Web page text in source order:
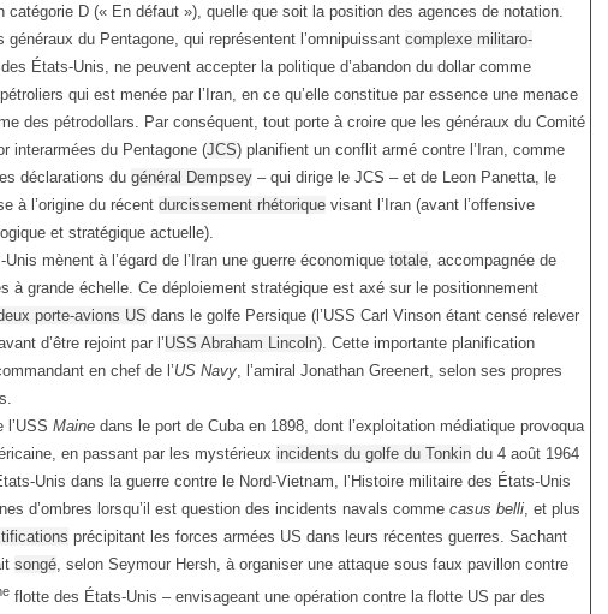
catégorie D (« En défaut »), quelle que soit la position des agences de notation.
généraux du Pentagone, qui représentent l’omnipuissant complexe militaro-
des États-Unis, ne peuvent accepter la politique d’abandon du dollar comme
qui est menée par l’Iran, en ce qu’elle constitue par essence une menace
des pétrodollars. Par conséquent, tout porte à croire que les généraux du Comité
interarmées du Pentagone (JCS) planifient un conflit armé contre l’Iran, comme
déclarations du général Dempsey – qui dirige le JCS – et de Leon Panetta, le
à l’origine du récent durcissement rhétorique visant l’Iran (avant l’offensive
et stratégique actuelle).
mènent à l’égard de l’Iran une guerre économique totale, accompagnée de
à grande échelle. Ce déploiement stratégique est axé sur le positionnement
porte-avions US dans le golfe Persique (l’USS Carl Vinson étant censé relever
d’être rejoint par l’USS Abraham Lincoln). Cette importante planification
en chef de l’US Navy, l’amiral Jonathan Greenert, selon ses propres
l’USS Maine dans le port de Cuba en 1898, dont l’exploitation médiatique provoqua
en passant par les mystérieux incidents du golfe du Tonkin du 4 août 1964
Unis dans la guerre contre le Nord-Vietnam, l’Histoire militaire des États-Unis
d’ombres lorsqu’il est question des incidents navals comme casus belli, et plus
précipitant les forces armées US dans leurs récentes guerres. Sachant
songé, selon Seymour Hersh, à organiser une attaque sous faux pavillon contre
flotte des États-Unis – envisageant une opération contre la flotte US par des